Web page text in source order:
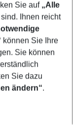
Sie auf „Alle
Ihnen reicht
können Sie Ihre
Sie können
Sie dazu
ändern“.